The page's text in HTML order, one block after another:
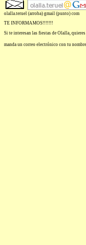
olalla.teruel (arroba) gmail (punto) com
TE INFORMAMOS!!!!!!!
Si te interesan las fiestas de Olalla,
manda un correo electrónico con tu